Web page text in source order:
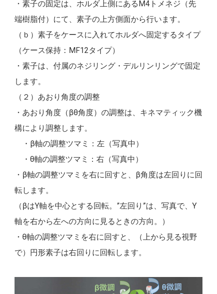
・素子の固定は、ホルダ上側にあるM4トメネジ（先
端樹脂付）にて、素子の上方側面から行います。
（ｂ）素子をケースに入れてホルダへ固定するタイプ
（ケース保持：MF12タイプ）
・素子は、付属のネジリング・デルリンリングで固定
します。
（２）あおり角度の調整
・あおり角度（βθ角度）の調整は、キネマティック機
構により調整します。
・β軸の調整ツマミ：左（写真中）
・θ軸の調整ツマミ：右（写真中）
・β軸の調整ツマミを右に回すと、β角度は左回りに回
転します。
（βはY軸を中心とする回転。”左回り”は、写真で、Y
軸を右から左への方向に見るときの方向。）
・θ軸の調整ツマミを右に回すと、（上から見る視野
で）円形素子は右回りに回転します。